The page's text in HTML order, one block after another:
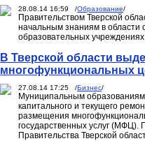
28.08.14 16:59 /Образование/
Правительством Тверской
начальным знаниям в области
образовательных
В Тверской области
многофункциональных
27.08.14 17:25 /Бизнес/
Муниципальным образованиям
капитального и текущего
размещения
государственных услуг (МФЦ).
Правительства Тверской